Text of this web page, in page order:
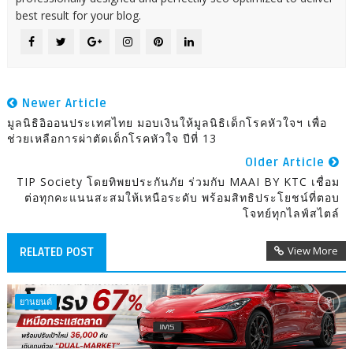
best result for your blog.
Newer Article
มูลนิธิอิออนประเทศไทย มอบเงินให้มูลนิธิเด็กโรคหัวใจฯ เพื่อ
ช่วยเหลือการผ่าตัดเด็กโรคหัวใจ ปีที่ 13
Older Article
TIP Society โดยทิพยประกันภัย ร่วมกับ MAAI BY KTC เชื่อม
ต่อทุกคะแนนสะสมให้เหนือระดับ พร้อมสิทธิประโยชน์ที่ตอบ
โจทย์ทุกไลฟ์สไตล์
RELATED POST View More
ยานยนต์